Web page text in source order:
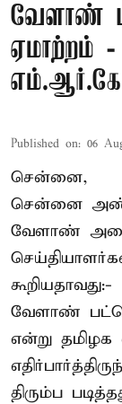
வேளாண்
ஏமாற்றம்
Published on: 06
சென்னை,
சென்னை
வேளாண்
கூறியதாவது:-
வேளாண்
என்று தமிழக
திரும்ப